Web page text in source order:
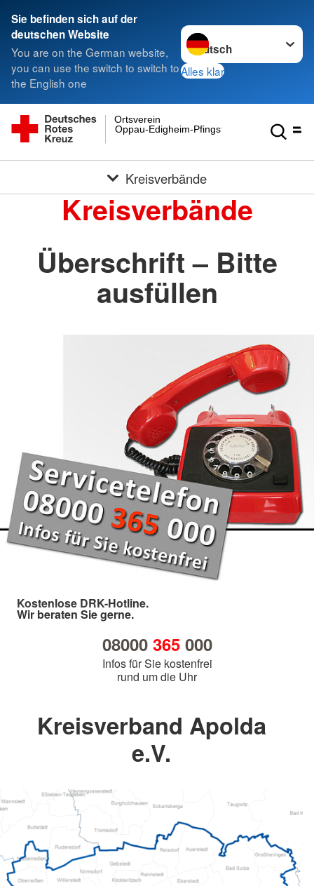
Sie befinden sich auf der
deutschen Website
You are on the German website,
you can use the switch to switch to
the English one
Sprache wechseln zu
Alles klar
Oppau-Edigheim-Pfingstweide e.V.
Ortsverein
Kreisverbände
Kreisverbände
Überschrift – Bitte
ausfüllen
Kostenlose DRK-Hotline.
Wir beraten Sie gerne.
08000 365000
Infos für Sie kostenfrei
rund um die Uhr
Kreisverband Apolda
e.V.